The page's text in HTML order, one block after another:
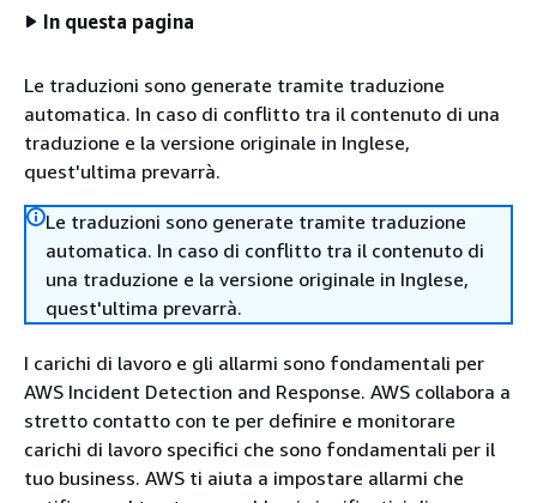
In questa pagina
Le traduzioni sono generate tramite traduzione
automatica. In caso di conflitto tra il contenuto di una
traduzione e la versione originale in Inglese,
quest'ultima prevarrà.
Le traduzioni sono generate tramite traduzione
automatica. In caso di conflitto tra il contenuto di
una traduzione e la versione originale in Inglese,
quest'ultima prevarrà.
I carichi di lavoro e gli allarmi sono fondamentali per
AWS Incident Detection and Response. AWS collabora a
stretto contatto con te per definire e monitorare
carichi di lavoro specifici che sono fondamentali per il
tuo business. AWS ti aiuta a impostare allarmi che